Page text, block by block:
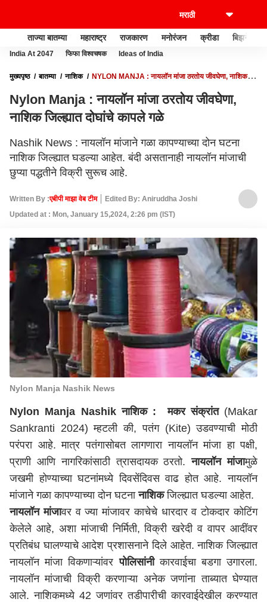
ताज्या बातम्या महाराष्ट्र राजकारण मनोरंजन क्रीडा बिझनेस
India At 2047 फिफा विश्वचषक Ideas of India
मुख्यपृष्ठ बातम्या नाशिक
NYLON MANJA : नायलॉन मांजा ठरतोय जीवघेणा, नाशिक
Nylon Manja : नायलॉन मांजा ठरतोय जीवघेणा,
नाशिक जिल्ह्यात दोघांचे कापले गळे
Nashik News : नायलॉन मांजाने गळा कापण्याच्या दोन घटना
नाशिक जिल्ह्यात घडल्या आहेत. बंदी असतानाही नायलॉन मांजाची
छुप्या पद्धतीने विक्री सुरूच आहे.
Written By :एबीपी माझा वेब टीम
Edited By: Aniruddha Joshi
Updated at : Mon, January 15,2024, 2:26 pm (IST)
Nylon Manja Nashik News
Nylon Manja Nashikनाशिक : मकर संक्रांत(Makar
Sankranti 2024) म्हटली की, पतंग (Kite) उडवण्याची मोठी
परंपरा आहे. मात्र पतंगासोबत लागणारा नायलॉन मांजा हा पक्षी,
प्राणी आणि नागरिकांसाठी त्रासदायक ठरतो.नायलॉन मांजामुळे
जखमी होण्याच्या घटनांमध्ये दिवसेंदिवस वाढ होत आहे. नायलॉन
मांजाने गळा कापण्याच्या दोन घटनानाशिकजिल्ह्यात घडल्या आहेत.
नायलॉन मांजावर व ज्या मांजावर काचेचे धारदार व टोकदार कोटिंग
केलेले आहे, अशा मांजाची निर्मिती, विक्री खरेदी व वापर आदींवर
प्रतिबंध घालण्याचे आदेश प्रशासनाने दिले आहेत. नाशिक जिल्ह्यात
नायलॉन मांजा विकणाऱ्यांवरपोलिसांनीकारवाईचा बडगा उगारला.
नायलॉन मांजाची विक्री करणाऱ्या अनेक जणांना ताब्यात घेण्यात
आले. नाशिकमध्ये 42 जणांवर तडीपारीची कारवाईदेखील करण्यात